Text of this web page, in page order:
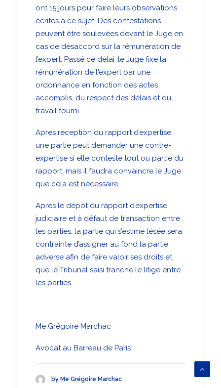
ont 15 jours pour faire leurs observations
écrites à ce sujet. Des contestations
peuvent être soulevées devant le Juge en
cas de désaccord sur la rémunération de
l’expert. Passé ce délai, le Juge fixe la
rémunération de l'expert par une
ordonnance en fonction des actes
accomplis, du respect des délais et du
travail fourni.
Après réception du rapport d’expertise,
une partie peut demander une contre-
expertise si elle conteste tout ou partie du
rapport, mais il faudra convaincre le Juge
que cela est nécessaire.
Après le dépôt du rapport d’expertise
judiciaire et à défaut de transaction entre
les parties, la partie qui s’estime lésée sera
contrainte d’assigner au fond la partie
adverse afin de faire valoir ses droits et
que le Tribunal saisi tranche le litige entre
les parties.
Me Grégoire Marchac
Avocat au Barreau de Paris
by Me Grégoire Marchac